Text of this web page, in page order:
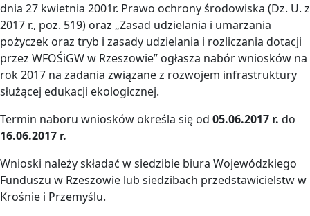
dnia 27 kwietnia 2001r. Prawo ochrony środowiska (Dz. U. z
2017 r., poz. 519) oraz „Zasad udzielania i umarzania
pożyczek oraz tryb i zasady udzielania i rozliczania dotacji
przez WFOŚiGW w Rzeszowie” ogłasza nabór wniosków na
rok 2017 na zadania związane z rozwojem infrastruktury
służącej edukacji ekologicznej.
Termin naboru wniosków określa się od 05.06.2017 r. do
16.06.2017 r.
Wnioski należy składać w siedzibie biura Wojewódzkiego
Funduszu w Rzeszowie lub siedzibach przedstawicielstw w
Krośnie i Przemyślu.